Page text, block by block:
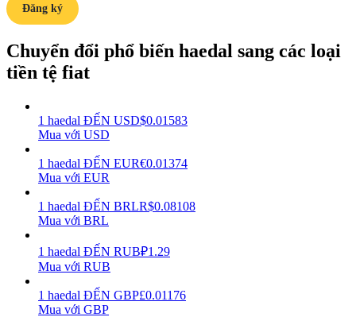
Làm cho tài sản của bạn tăng giá trị đều đặn
Đăng ký
Chuyển đổi phổ biến haedal sang các loại
tiền tệ fiat
1 haedal ĐẾN USD$0.01583
Mua với USD
1 haedal ĐẾN EUR€0.01374
Mua với EUR
1 haedal ĐẾN BRLR$0.08108
Mua với BRL
1 haedal ĐẾN RUB₽1.29
Mua với RUB
1 haedal ĐẾN GBP£0.01176
Mua với GBP